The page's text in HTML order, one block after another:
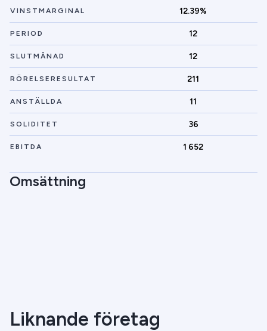
VINSTMARGINAL 12.39%
PERIOD 12
SLUTMÅNAD 12
RÖRELSERESULTAT 211
ANSTÄLLDA 11
SOLIDITET 36
EBITDA 1 652
Omsättning
Liknande företag